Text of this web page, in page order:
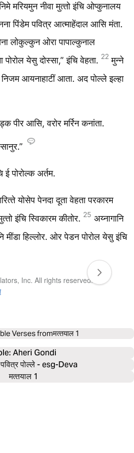
मरियमुन नीवा मुत्‍तो इंचि ओप्‍कुनालय
पिंडेम पवित्र आत्माहेंदाल आसि मंता.
लोकुल्‍कुन ओरा पापाल्कुनाल
पोरोल येसु दोस्‍सा,” इंचि वेहता. 22 मुन्‍ने
निजम आयनाहाटीं आता. अद पोल्‍ले इल्‍हा
पीर आसि, वरोर मर्रिन कनांता.
ई पोरोल्क अर्तम.
योसेप पेनदा दूता वेहता परकारम
इंचि स्विकारम कीतोर. 25 अय्नागानि
मींडा हिल्‍लोर. ओर पेडन पोरोल येसु इंचि
Inc. All rights reserved.
Verses fromमत्‍तयाल 1
Aheri Gondi
पोल्‍ले - esg-Deva
मत्‍तयाल 1